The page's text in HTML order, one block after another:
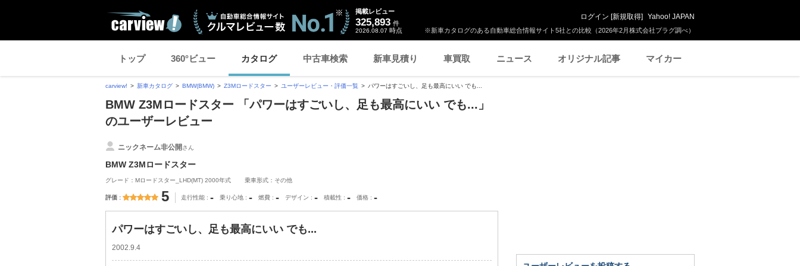
※新車カタログのある自動車総合情報サイト5社との比較（2026年2月株式会社プラグ調べ）
掲載レビュー
325,893 件
2026.08.07 時点
ログイン [新規取得] Yahoo! JAPAN
トップ 360°ビュー カタログ 中古車検索 新車見積り 車買取 ニュース オリジナル記事 マイカー
carview! 新車カタログ BMW(BMW) Z3Mロードスター ユーザーレビュー・評価一覧 パワーはすごいし、足も最高にいい でも...
BMW Z3Mロードスター 「パワーはすごいし、足も最高にいい でも...」
のユーザーレビュー
ニックネーム非公開さん
BMW Z3Mロードスター
グレード：Mロードスター_LHD(MT) 2000年式 乗車形式：その他
評価 5 走行性能 - 乗り心地 - 燃費 - デザイン - 積載性 - 価格 -
パワーはすごいし、足も最高にいい でも...
2002.9.4